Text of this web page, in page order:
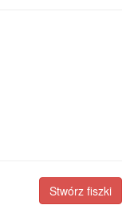
Stwórz fiszki